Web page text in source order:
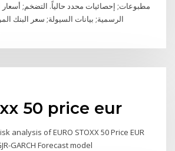
مطبوعات; إحصائيات محدد حالياً. التضخم;
الرسمية; بيانات السيولة; سعر البنك
50 price eur
analysis of EURO STOXX 50 Price EUR
GARCH Forecast model